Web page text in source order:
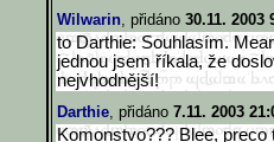
Wilwarin, přidáno 30.11. 2003
to Darthie: Souhlasím.
jednou jsem říkala, že
nejvhodnější!
Darthie, přidáno 7.11. 2003
Komonstvo??? Blee,